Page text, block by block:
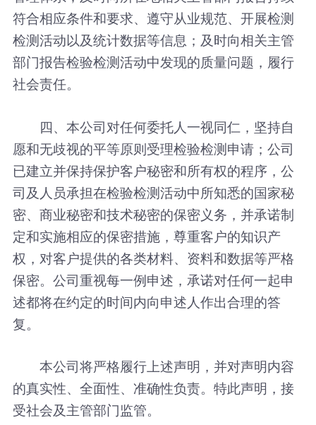
符合相应条件和要求、遵守从业规范、开展检测
检测活动以及统计数据等信息；及时向相关主管
部门报告检验检测活动中发现的质量问题，履行
社会责任。
四、本公司对任何委托人一视同仁，坚持自
愿和无歧视的平等原则受理检验检测申请；公司
已建立并保持保护客户秘密和所有权的程序，公
司及人员承担在检验检测活动中所知悉的国家秘
密、商业秘密和技术秘密的保密义务，并承诺制
定和实施相应的保密措施，尊重客户的知识产
权，对客户提供的各类材料、资料和数据等严格
保密。公司重视每一例申述，承诺对任何一起申
述都将在约定的时间内向申述人作出合理的答
复。
本公司将严格履行上述声明，并对声明内容
的真实性、全面性、准确性负责。特此声明，接
受社会及主管部门监管。